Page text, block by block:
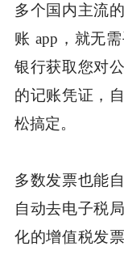
多个国内主流
账 app，就无
银行获取您对
的记账凭证，
松搞定。
多数发票也能
自动去电子税
化的增值税发